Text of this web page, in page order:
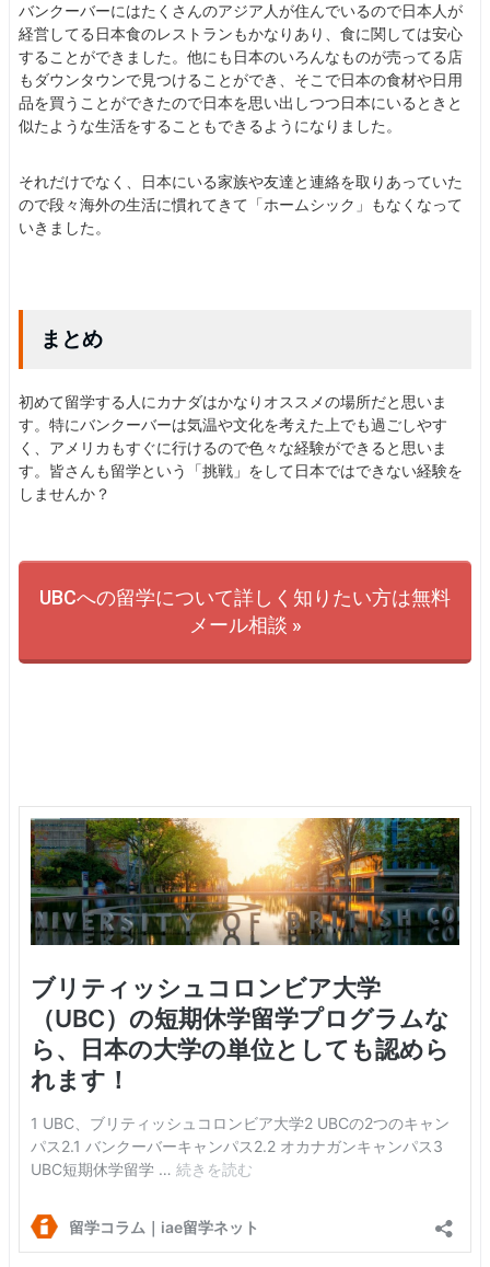
バンクーバーにはたくさんのアジア人が住んでいるので日本人が
経営してる日本食のレストランもかなりあり、食に関しては安心
することができました。他にも日本のいろんなものが売ってる店
もダウンタウンで見つけることができ、そこで日本の食材や日用
品を買うことができたので日本を思い出しつつ日本にいるときと
似たような生活をすることもできるようになりました。
それだけでなく、日本にいる家族や友達と連絡を取りあっていた
ので段々海外の生活に慣れてきて「ホームシック」もなくなって
いきました。
まとめ
初めて留学する人にカナダはかなりオススメの場所だと思いま
す。特にバンクーバーは気温や文化を考えた上でも過ごしやす
く、アメリカもすぐに行けるので色々な経験ができると思いま
す。皆さんも留学という「挑戦」をして日本ではできない経験を
しませんか？
UBCへの留学について詳しく知りたい方は無料
メール相談 »